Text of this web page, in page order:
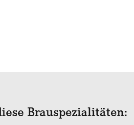
Brauspezialitäten: